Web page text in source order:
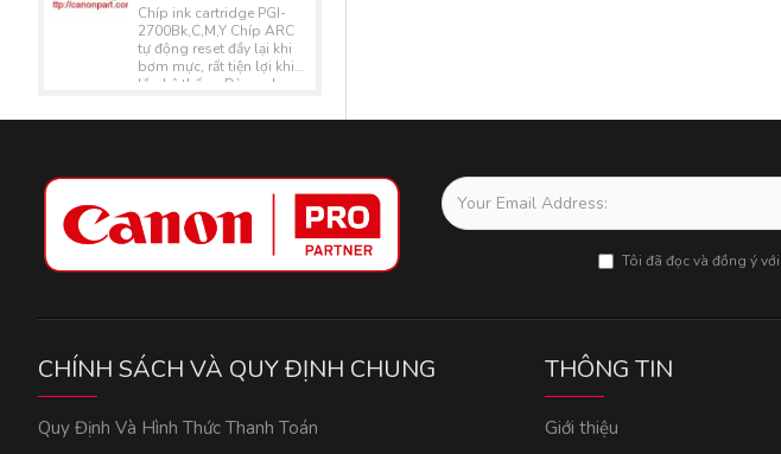
Chíp ink cartridge PGI-
2700Bk,C,M,Y Chíp ARC
tự động reset đầy lại khi
bơm mực, rất tiện lợi khi
lắp hệ thống Dùng cho
IB4070/MB5070..
Tôi đã đọc và đồng ý
CHÍNH SÁCH VÀ QUY ĐỊNH CHUNG
Quy Định Và Hình Thức Thanh Toán
THÔNG TIN
Giới thiệu